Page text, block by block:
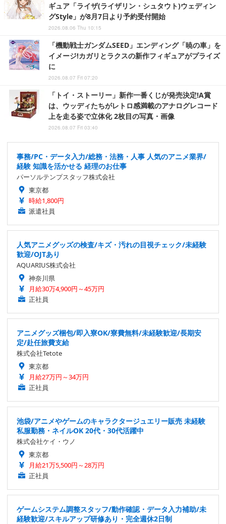
ギュア「ライザ(ライザリン・シュタウト)ウェディン
グStyle」が8月7日より予約受付開始
2026.08.06 Thu 10:15
「機動戦士ガンダムSEED」エンディング「暁の車」を
イメージ!カガリとラクスの新作フィギュアがプライズ
に
2026.08.07 Fri 07:20
「トイ・ストーリー」新作一番くじが発売決定!A賞
は、ウッディたちがレトロ感満載のアナログレコード
上を走る姿で立体化 2枚目の写真・画像
2026.08.07 Fri 03:40
事務/PC・データ入力/総務・法務・人事 人気のアニメ業界/
経験 知識を活かせる 経理のお仕事
パーソルテンプスタッフ株式会社
東京都
時給1,800円
派遣社員
人気アニメグッズの検査/キズ・汚れの目視チェック/未経験
歓迎/OJTあり
AQUARIUS株式会社
神奈川県
月給30万4,900円～45万円
正社員
アニメグッズ梱包/即入寮OK/寮費無料/未経験歓迎/長期安
定/赴任旅費支給
株式会社Tetote
東京都
月給27万円～34万円
正社員
池袋/アニメやゲームのキャラクタージュエリー販売 未経験
私服勤務・ネイルOK 20代・30代活躍中
株式会社ケイ・ウノ
東京都
月給21万5,500円～28万円
正社員
ゲームシステム調整スタッフ/動作確認・データ入力補助/未
経験歓迎/スキルアップ研修あり・完全週休2日制